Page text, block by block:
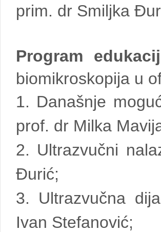
prim. dr Smiljka
Program
biomikroskopija u
1. Današnje
prof. dr Milka
2. Ultrazvučni
Đurić;
3. Ultrazvučna
Ivan Stefanović;